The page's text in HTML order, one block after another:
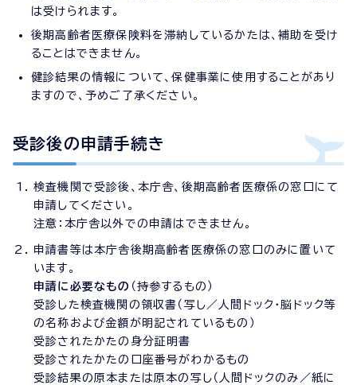
は受けられます。
後期高齢者医療保険料を滞納しているかたは、補助を受け
ることはできません。
健診結果の情報について、保健事業に使用することがあり
ますので、予めご了承ください。
受診後の申請手続き
検査機関で受診後、本庁舎、後期高齢者医療係の窓口にて
申請してください。
注意：本庁舎以外での申請はできません。
申請書等は本庁舎後期高齢者医療係の窓口のみに置いて
います。
申請に必要なもの （持参するもの）
受診した検査機関の領収書（写し／人間ドック・脳ドック等
の名称および金額が明記されているもの）
受診されたかたの身分証明書
受診されたかたの口座番号がわかるもの
受診結果の原本または原本の写し（人間ドックのみ／紙に